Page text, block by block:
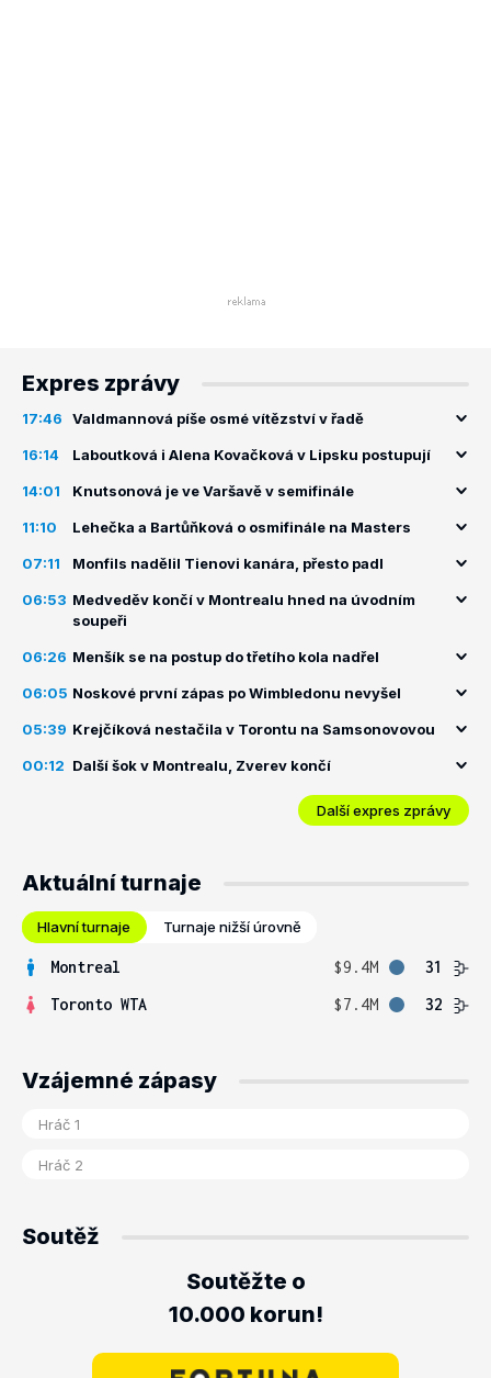
Expres zprávy
17:46 Valdmannová píše osmé vítězství v řadě
16:14 Laboutková i Alena Kovačková v Lipsku postupují
14:01 Knutsonová je ve Varšavě v semifinále
11:10 Lehečka a Bartůňková o osmifinále na Masters
07:11 Monfils nadělil Tienovi kanára, přesto padl
06:53 Medveděv končí v Montrealu hned na úvodním
soupeři
06:26 Menšík se na postup do třetího kola nadřel
06:05 Noskové první zápas po Wimbledonu nevyšel
05:39 Krejčíková nestačila v Torontu na Samsonovovou
00:12 Další šok v Montrealu, Zverev končí
Další expres zprávy
Aktuální turnaje
Hlavní turnaje Turnaje nižší úrovně
Montreal $9.4M
31
Toronto WTA
$7.4M 32
Vzájemné zápasy
Soutěž
Soutěžte o
10.000 korun!